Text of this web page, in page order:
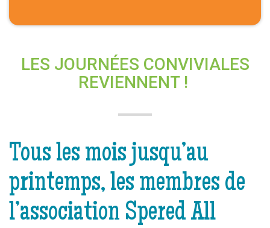
LES JOURNÉES CONVIVIALES
REVIENNENT !
Tous les mois jusqu’au
printemps, les membres de
l’association Spered All